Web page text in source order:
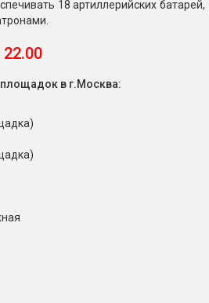
18 артиллерийских батарей,
в г.Москва: